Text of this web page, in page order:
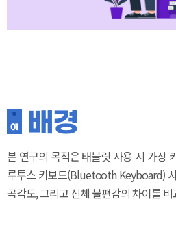
01 배경
본 연구의 목적은 태블릿 사용 시 가상
루투스 키보드(Bluetooth Keyboard)
곡각도, 그리고 신체 불편감의 차이를